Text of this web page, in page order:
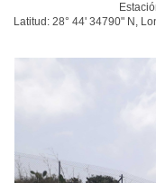
Latitud: 28° 44' 34790" N,